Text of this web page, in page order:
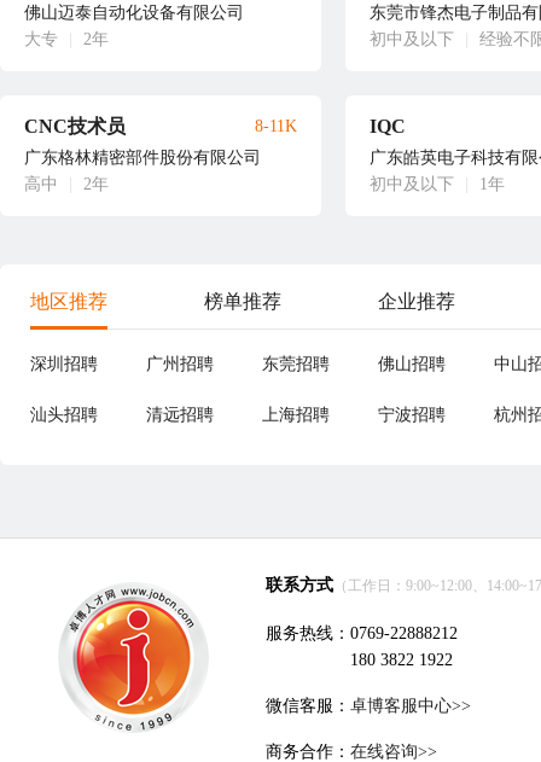
佛山迈泰自动化设备有限公司
大专
2年
东莞市锋杰电子制品
初中及以下
经验不
CNC技术员
广东格林精密部件股份有限公司
高中
2年
8-11K IQC
广东皓英电子科技有
初中及以下
1年
地区推荐 榜单推荐 企业推荐
深圳招聘 广州招聘 东莞招聘 佛山招聘 中山
汕头招聘 清远招聘 上海招聘 宁波招聘 杭州
联系方式 （工作日：9:00~12:00、
服务热线：0769-22888212
180 3822 1922
微信客服： 卓博客服中心>>
商务合作： 在线咨询>>